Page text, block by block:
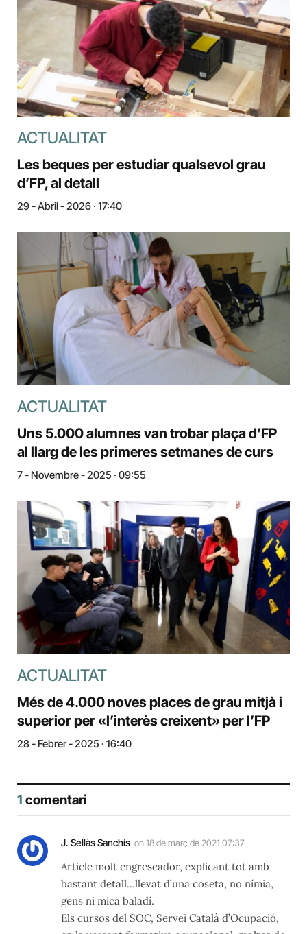
ACTUALITAT
Les beques per estudiar qualsevol grau
d’FP, al detall
29 - Abril - 2026 · 17:40
ACTUALITAT
Uns 5.000 alumnes van trobar plaça d’FP
al llarg de les primeres setmanes de curs
7 - Novembre - 2025 · 09:55
ACTUALITAT
Més de 4.000 noves places de grau mitjà i
superior per «l’interès creixent» per l’FP
28 - Febrer - 2025 · 16:40
1 comentari
J. Sellàs Sanchís on18 de març de 2021 07:37
Article molt engrescador, explicant tot amb
bastant detall…llevat d’una coseta, no nímia,
gens ni mica baladí.
Els cursos del SOC, Servei Català d’Ocupació,